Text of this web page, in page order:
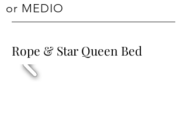
or MEDIO
Rope & Star Queen Bed